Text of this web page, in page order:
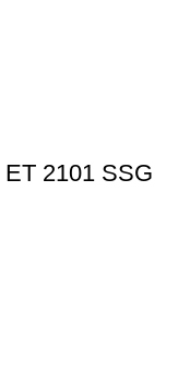
2101 SSG